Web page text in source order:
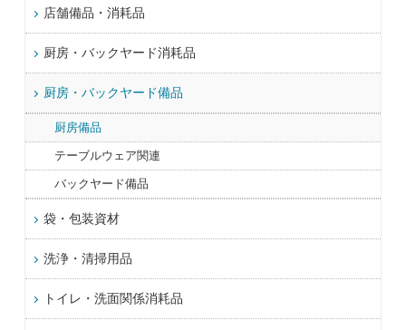
店舗備品・消耗品
厨房・バックヤード消耗品
厨房・バックヤード備品
厨房備品
テーブルウェア関連
バックヤード備品
袋・包装資材
洗浄・清掃用品
トイレ・洗面関係消耗品